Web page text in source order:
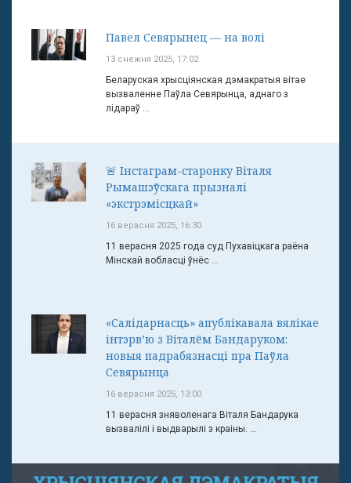
Павел Севярынец — на волі
13 снежня 2025, 17:02
Беларуская хрысціянская дэмакратыя вітае
вызваленне Паўла Севярынца, аднаго з
лідараў ...
🚨 Інстаграм-старонку Віталя
Рымашэўскага прызналі
«экстрэмісцкай»
16 верасня 2025, 16:30
11 верасня 2025 года суд Пухавіцкага раёна
Мінскай вобласці ўнёс ...
«Салідарнасць» апублікавала вялікае
інтэрв’ю з Віталём Бандаруком:
новыя падрабязнасці пра Паўла
Севярынца
16 верасня 2025, 13:00
11 верасня зняволенага Віталя Бандарука
вызвалілі і выдварылі з краіны. ...